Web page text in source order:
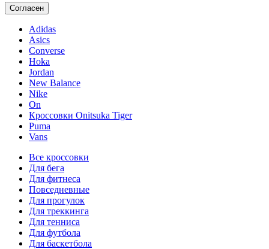
Согласен
Adidas
Asics
Converse
Hoka
Jordan
New Balance
Nike
On
Кроссовки Onitsuka Tiger
Puma
Vans
Все кроссовки
Для бега
Для фитнеса
Повседневные
Для прогулок
Для треккинга
Для тенниса
Для футбола
Для баскетбола